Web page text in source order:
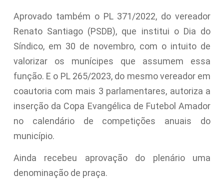
Aprovado também o PL 371/2022, do vereador
Renato Santiago (PSDB), que institui o Dia do
Síndico, em 30 de novembro, com o intuito de
valorizar os munícipes que assumem essa
função. E o PL 265/2023, do mesmo vereador em
coautoria com mais 3 parlamentares, autoriza a
inserção da Copa Evangélica de Futebol Amador
no calendário de competições anuais do
município.
Ainda recebeu aprovação do plenário uma
denominação de praça.